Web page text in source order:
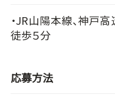
・JR山陽本線、神戸
徒歩５分
応募方法